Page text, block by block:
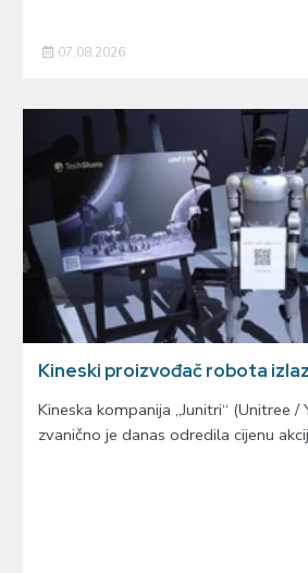
07.08.2026
Kineski proizvođač robota
Kineska kompanija „Junitri“ (Unitree
zvanično je danas odredila cijenu